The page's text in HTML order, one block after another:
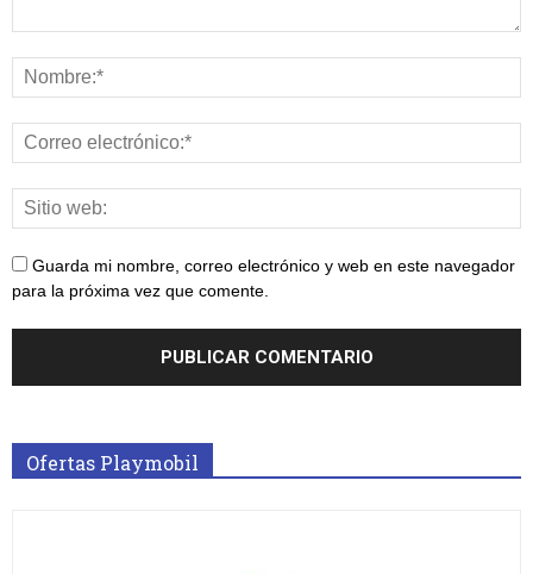
Guarda mi nombre, correo electrónico y web en este navegador
para la próxima vez que comente.
Ofertas Playmobil